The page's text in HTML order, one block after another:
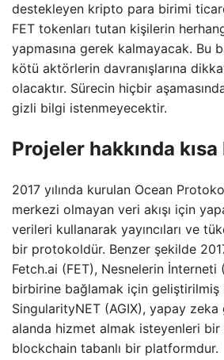
destekleyen kripto para birimi
FET tokenları tutan kişilerin
yapmasına gerek kalmayacak. Bu
kötü aktörlerin davranışlarına
olacaktır. Sürecin hiçbir
gizli bilgi istenmeyecektir.
Projeler hakkında
2017 yılında kurulan Ocean
merkezi olmayan veri akışı için
verileri kullanarak yayıncıları ve
bir protokoldür. Benzer şekilde
Fetch.ai (FET), Nesnelerin İnterneti
birbirine bağlamak için
SingularityNET (AGIX), yapay
alanda hizmet almak isteyenleri
blockchain tabanlı bir platformdur.